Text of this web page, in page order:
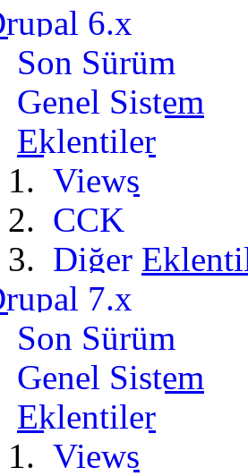
6.x
Son Sürüm
Genel Sistem
Eklentiler
Views
CCK
Diğer
7.x
Son Sürüm
Genel Sistem
Eklentiler
Views